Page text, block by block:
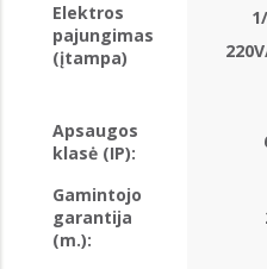
Elektros
pajungimas
(įtampa)
Apsaugos
klasė (IP):
Gamintojo
garantija
(m.):